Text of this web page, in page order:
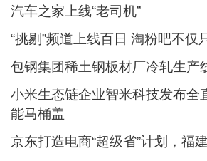
汽车之家上线“老司机”
“挑剔”频道上线百日 淘粉吧不仅
包钢集团稀土钢板材厂冷轧生产
小米生态链企业智米科技发布全
能马桶盖
京东打造电商“超级省”计划，福